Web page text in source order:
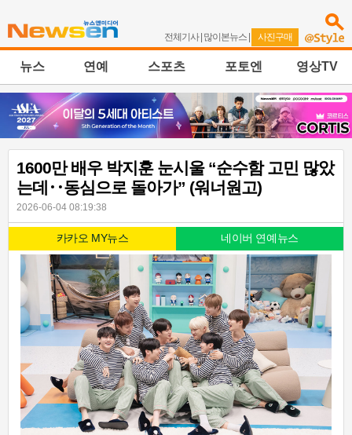
전체기사| 많이본뉴스 | 사진구매
뉴스 연예 스포츠 포토엔 영상TV
1600만 배우 박지훈 눈시울 “순수함 고민 많았
는데‥동심으로 돌아가” (워너원고)
2026-06-04 08:19:38
카카오 MY뉴스 네이버 연예뉴스